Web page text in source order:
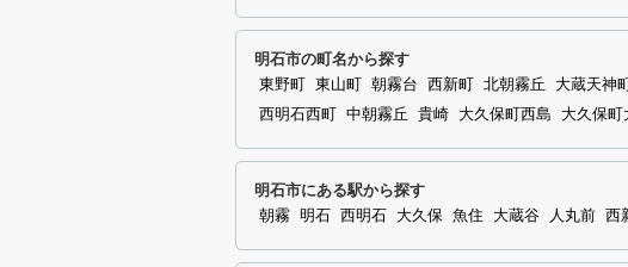
明石市の町名から探す
東野町 東山町 朝霧台 西新町 北朝霧丘 大蔵天神町
西明石西町
中朝霧丘 貴崎 大久保町西島 大久保町
明石市にある駅から探す
朝霧 明石 西明石 大久保 魚住 大蔵谷 人丸前 西